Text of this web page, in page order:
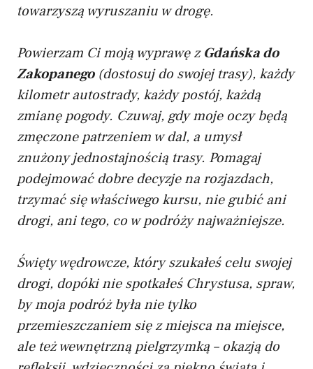
towarzyszą wyruszaniu w drogę.
Powierzam Ci moją wyprawę zGdańska do
Zakopanego(dostosuj do swojej trasy), każdy
kilometr autostrady, każdy postój, każdą
zmianę pogody. Czuwaj, gdy moje oczy będą
zmęczone patrzeniem w dal, a umysł
znużony jednostajnością trasy. Pomagaj
podejmować dobre decyzje na rozjazdach,
trzymać się właściwego kursu, nie gubić ani
drogi, ani tego, co w podróży najważniejsze.
Święty wędrowcze, który szukałeś celu swojej
drogi, dopóki nie spotkałeś Chrystusa, spraw,
by moja podróż była nie tylko
przemieszczaniem się z miejsca na miejsce,
ale też wewnętrzną pielgrzymką – okazją do